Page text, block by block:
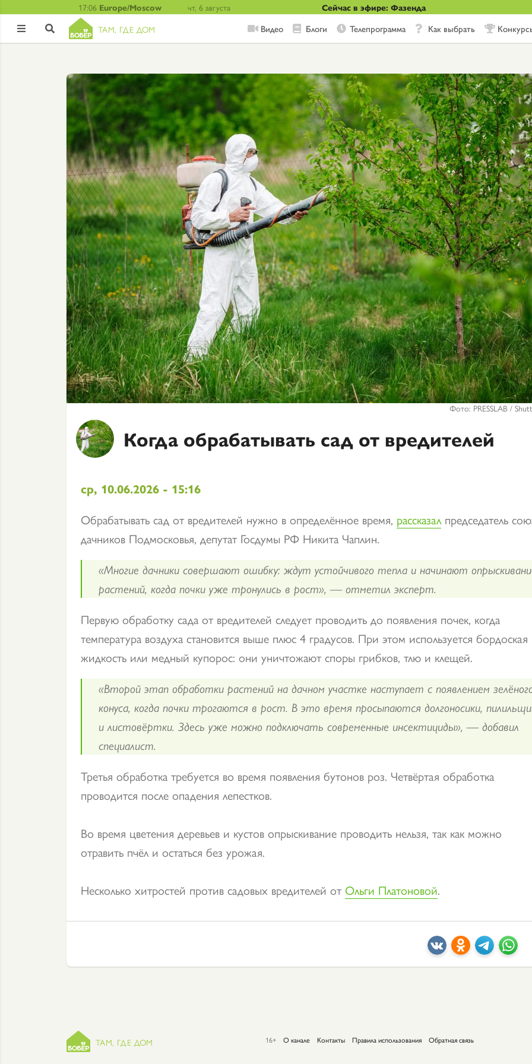
17:06 Europe/Moscow чт, 6 августа Сейчас в эфире: Фазенда
  ТАМ, ГДЕ ДОМ Видео Блоги Телепрограмма Как выбрать
Фото: PRESSLAB /
Когда обрабатывать сад от вредителей
ср, 10.06.2026 - 15:16
Обрабатывать сад от вредителей нужно в определённое время, рассказалпредседатель
дачников Подмосковья, депутат Госдумы РФ Никита Чаплин.
«Многие дачники совершают ошибку: ждут устойчивого тепла и начинают
растений, когда почки уже тронулись в рост», — отметил эксперт.
Первую обработку сада от вредителей следует проводить до появления почек, когда
температура воздуха становится выше плюс 4 градусов. При этом используется бордоская
жидкость или медный купорос: они уничтожают споры грибков, тлю и клещей.
«Второй этап обработки растений на дачном участке наступает с появлением
конуса, когда почки трогаются в рост. В это время просыпаются долгоносики,
и листовёртки. Здесь уже можно подключать современные инсектициды», — добавил
специалист.
Третья обработка требуется во время появления бутонов роз. Четвёртая обработка
проводится после опадения лепестков.
Во время цветения деревьев и кустов опрыскивание проводить нельзя, так как можно
отравить пчёл и остаться без урожая.
Несколько хитростей против садовых вредителей от Ольги Платоновой.
ТАМ, ГДЕ ДОМ 16+ О канале Контакты Правила использования Обратная связь